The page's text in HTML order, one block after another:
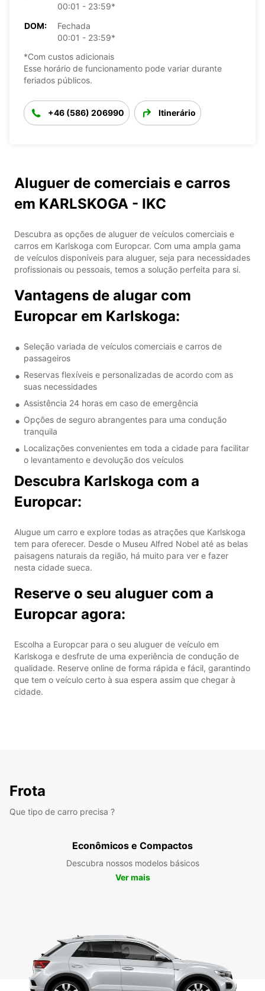
00:01 - 23:59*
DOM:
Fechada
00:01 - 23:59*
*Com custos adicionais
Esse horário de funcionamento pode variar durante
feriados públicos.
+46 (586) 206990 Itinerário
Aluguer de comerciais e carros
em KARLSKOGA - IKC
Descubra as opções de aluguer de veículos comerciais e
carros em Karlskoga com Europcar. Com uma ampla gama
de veículos disponíveis para aluguer, seja para necessidades
profissionais ou pessoais, temos a solução perfeita para si.
Vantagens de alugar com
Europcar em Karlskoga:
Seleção variada de veículos comerciais e carros de
passageiros
Reservas flexíveis e personalizadas de acordo com as
suas necessidades
Assistência 24 horas em caso de emergência
Opções de seguro abrangentes para uma condução
tranquila
Localizações convenientes em toda a cidade para facilitar
o levantamento e devolução dos veículos
Descubra Karlskoga com a
Europcar:
Alugue um carro e explore todas as atrações que Karlskoga
tem para oferecer. Desde o Museu Alfred Nobel até as belas
paisagens naturais da região, há muito para ver e fazer
nesta cidade sueca.
Reserve o seu aluguer com a
Europcar agora:
Escolha a Europcar para o seu aluguer de veículo em
Karlskoga e desfrute de uma experiência de condução de
qualidade. Reserve online de forma rápida e fácil, garantindo
que tem o veículo certo à sua espera assim que chegar à
cidade.
Frota
Que tipo de carro precisa ?
Econômicos e Compactos
Descubra nossos modelos básicos
Ver mais